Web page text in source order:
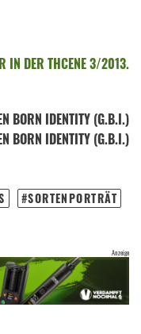
IN DER THCENE 3/2013.
BORN IDENTITY (G.B.I.)
BORN IDENTITY (G.B.I.)
SORTENPORTRÄT